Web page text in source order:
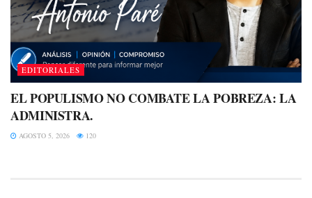
EDITORIALES
EL POPULISMO NO COMBATE LA POBREZA: LA
ADMINISTRA.
AGOSTO 5, 2026 120